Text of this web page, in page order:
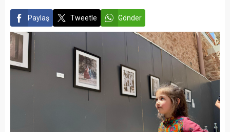
Paylaş Tweetle Gönder